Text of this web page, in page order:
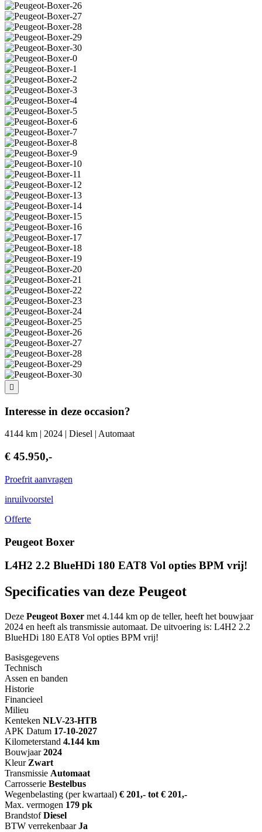
Interesse in deze occasion?
4144 km | 2024 | Diesel | Automaat
€ 45.950,-
Proefrit aanvragen
inruilvoorstel
Offerte
Peugeot Boxer
L4H2 2.2 BlueHDi 180 EAT8 Vol opties BPM vrij!
Specificaties van deze Peugeot
Deze Peugeot Boxer met 4.144 km op de teller, heeft het bouwjaar
2024 en heeft als transmissie automaat. De uitvoering is: L4H2 2.2
BlueHDi 180 EAT8 Vol opties BPM vrij!
Basisgegevens
Technisch
Assen en banden
Historie
Financieel
Milieu
Kenteken NLV-23-HTB
APK Datum 17-10-2027
Kilometerstand 4.144 km
Bouwjaar 2024
Kleur Zwart
Transmissie Automaat
Carrosserie Bestelbus
Wegenbelasting (per kwartaal) € 201,- tot € 201,-
Max. vermogen 179 pk
Brandstof Diesel
BTW verrekenbaar Ja